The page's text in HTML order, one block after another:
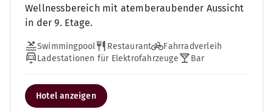
Wellnessbereich mit atemberaubender Aussicht
in der 9. Etage.
Swimmingpool Restaurant
Fahrradverleih
Ladestationen für Elektrofahrzeuge
Bar
Hotel anzeigen